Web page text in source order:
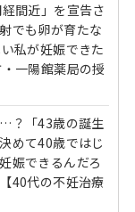
間近」を宣告さ
でも卵が育たな
私が妊娠できた
一陽館薬局の授
？「43歳の誕生
めて40歳ではじ
娠できるんだろ
40代の不妊治療